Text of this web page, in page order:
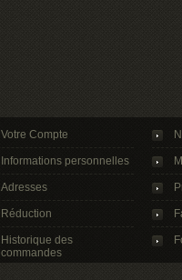
Votre Compte
Informations personnelles
Adresses
Réduction
Historique des
commandes